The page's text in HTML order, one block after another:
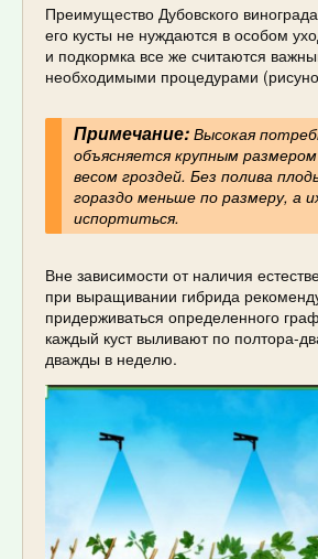
Преимущество Дубовского
его кусты не нуждаются в особом
и подкормка все же считаются
необходимыми процедурами
Примечание:Высокая
объясняется крупным
весом гроздей. Без полива
гораздо меньше по размеру, а
испортиться.
Вне зависимости от наличия
при выращивании гибрида
придерживаться определенного
каждый куст выливают по полтора-
дважды в неделю.